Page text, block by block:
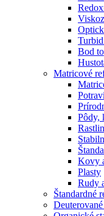
Bod
Matricové
Pôdy,
Kovy
Plasty
Rudy
Štandardné